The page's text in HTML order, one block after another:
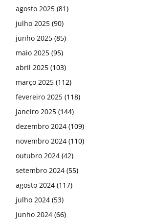
agosto 2025 (81)
julho 2025 (90)
junho 2025 (85)
maio 2025 (95)
abril 2025 (103)
março 2025 (112)
fevereiro 2025 (118)
janeiro 2025 (144)
dezembro 2024 (109)
novembro 2024 (110)
outubro 2024 (42)
setembro 2024 (55)
agosto 2024 (117)
julho 2024 (53)
junho 2024 (66)